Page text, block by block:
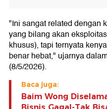
"Ini sangat related dengan
yang bilang akan
khusus), tapi ternyata
benar hebat," ujarnya
(8/5/2026).
Baca juga:
Baim Wong